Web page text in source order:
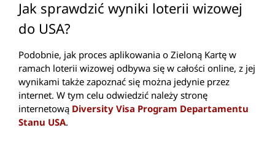
Jak sprawdzić wyniki loterii wizowej
do USA?
Podobnie, jak proces aplikowania o Zieloną Kartę w
ramach loterii wizowej odbywa się w całości online, z jej
wynikami także zapoznać się można jedynie przez
internet. W tym celu odwiedzić należy stronę
internetową Diversity Visa Program Departamentu
Stanu USA.